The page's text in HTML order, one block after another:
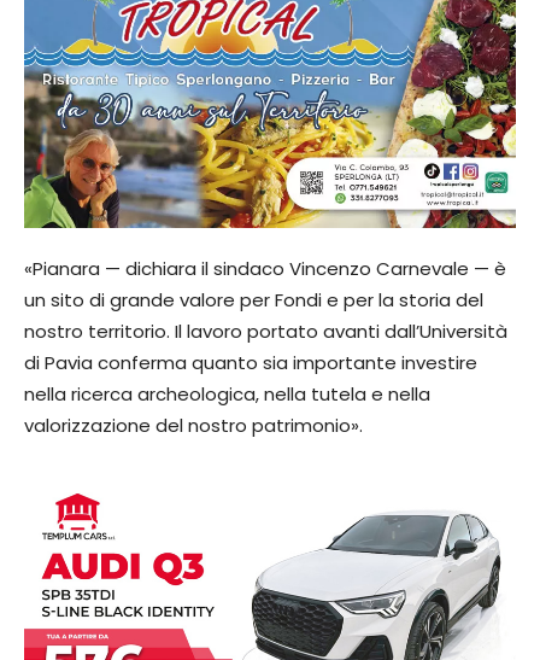
«Pianara — dichiara il sindaco Vincenzo Carnevale — è
un sito di grande valore per Fondi e per la storia del
nostro territorio. Il lavoro portato avanti dall’Università
di Pavia conferma quanto sia importante investire
nella ricerca archeologica, nella tutela e nella
valorizzazione del nostro patrimonio».